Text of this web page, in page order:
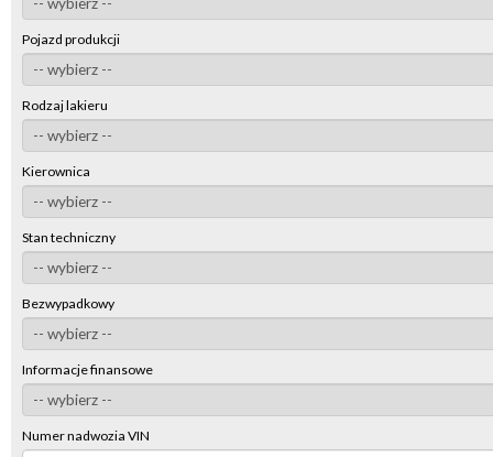
Pojazd produkcji
Rodzaj lakieru
Kierownica
Stan techniczny
Bezwypadkowy
Informacje finansowe
Numer nadwozia VIN